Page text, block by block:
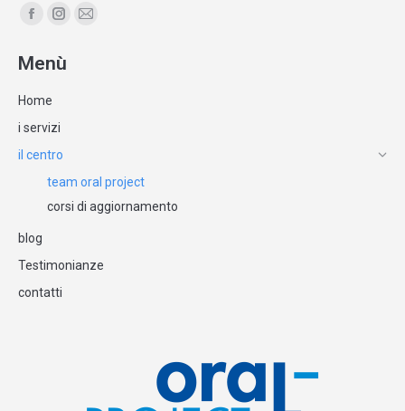
Ci puoi trovare su:
Facebook
opens
Instagram
opens
Mail
Menù
Home
i servizi
il centro
team oral project
corsi di aggiornamento
blog
Testimonianze
contatti